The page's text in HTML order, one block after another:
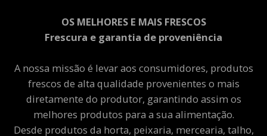
OS MELHORES E MAIS FRESCOS
Frescura e garantia de proveniência
A nossa missão é levar aos consumidores, produtos
frescos de alta qualidade provenientes o mais
diretamente do produtor, garantindo assim os
melhores produtos para a sua alimentação.
Desde produtos da horta, peixaria, mercearia, talho,